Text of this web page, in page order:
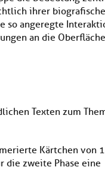
ihrer
so angeregte
an die
Texten zum
Kärtchen von
die zweite Phase eine